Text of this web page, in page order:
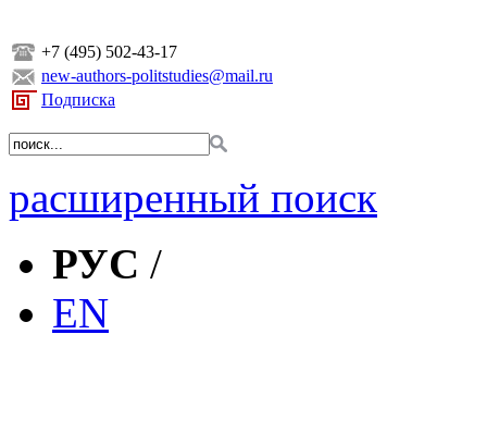
+7 (495) 502-43-17
new-authors-politstudies@mail.ru
Подписка
расширенный поиск
РУС /
EN